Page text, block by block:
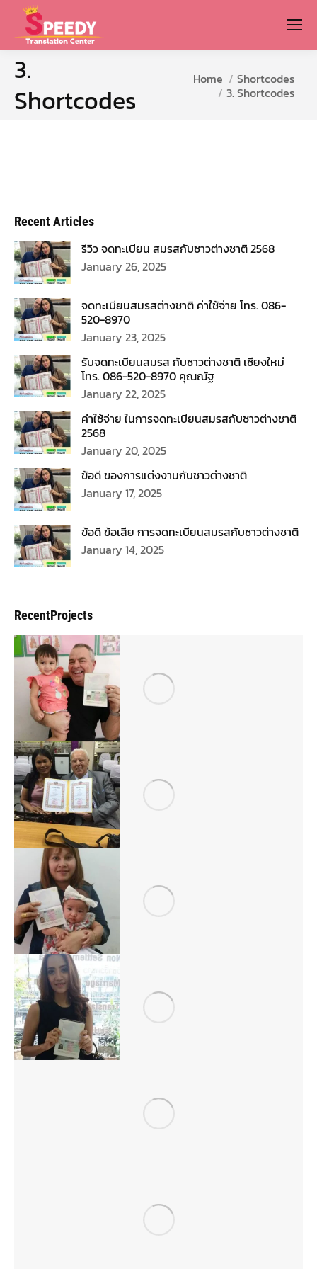
3.
Shortcodes
You are here:Home
Shortcodes
3. Shortcodes
Recent Articles
รีวิว จดทะเบียน สมรสกับชาวต่างชาติ 2568
January 26, 2025
จดทะเบียนสมรสต่างชาติ ค่าใช้จ่าย โทร. 086-
520-8970
January 23, 2025
รับจดทะเบียนสมรส กับชาวต่างชาติ เชียงใหม่
โทร. 086-520-8970 คุณณัฐ
January 22, 2025
ค่าใช้จ่าย ในการจดทะเบียนสมรสกับชาวต่างชาติ
2568
January 20, 2025
ข้อดี ของการแต่งงานกับชาวต่างชาติ
January 17, 2025
ข้อดี ข้อเสีย การจดทะเบียนสมรสกับชาวต่างชาติ
January 14, 2025
RecentProjects